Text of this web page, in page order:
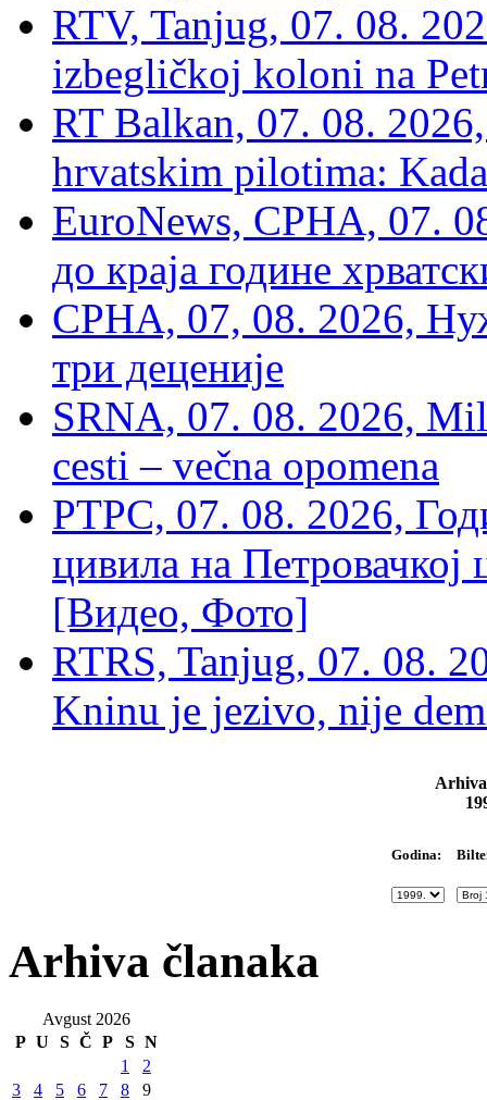
RTV, Tanjug, 07. 08.
izbegličkoj koloni na
RT Balkan, 07. 08.
hrvatskim pilotima:
EuroNews, СРНА, 07.
до краја године
СРНА, 07, 08. 2026,
три деценије
SRNA, 07. 08. 2026,
cesti – večna opomena
РТРС, 07. 08. 2026,
цивила на Петровачкој
[Видео, Фото]
RTRS, Tanjug, 07. 08.
Kninu je jezivo, nije
Godina:
Arhiva članaka
Avgust 2026
P U S Č P S N
1
2
3
4 5 6 7 8
9